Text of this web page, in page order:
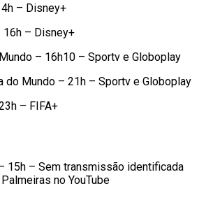
– Disney+
16h – Disney+
– 16h10 – Sportv e Globoplay
do Mundo – 21h – Sportv e Globoplay
– FIFA+
15h – Sem transmissão identificada
no YouTube